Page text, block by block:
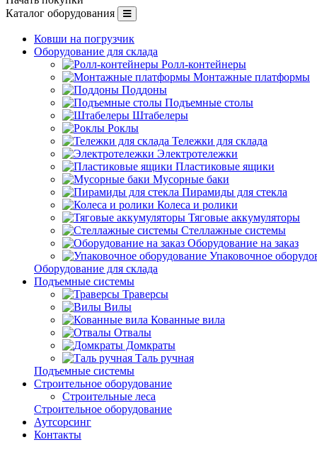
Каталог оборудования
Ковши на погрузчик
Оборудование для склада
Ролл-контейнеры
Монтажные платформы
Поддоны
Подъемные столы
Штабелеры
Роклы
Тележки для склада
Электротележки
Пластиковые ящики
Мусорные баки
Пирамиды для стекла
Колеса и ролики
Тяговые аккумуляторы
Стеллажные системы
Оборудование на заказ
Упаковочное
Оборудование для склада
Подъемные системы
Траверсы
Вилы
Кованные вила
Отвалы
Домкраты
Таль ручная
Подъемные системы
Строительное оборудование
Строительные леса
Строительное оборудование
Аутсорсинг
Контакты